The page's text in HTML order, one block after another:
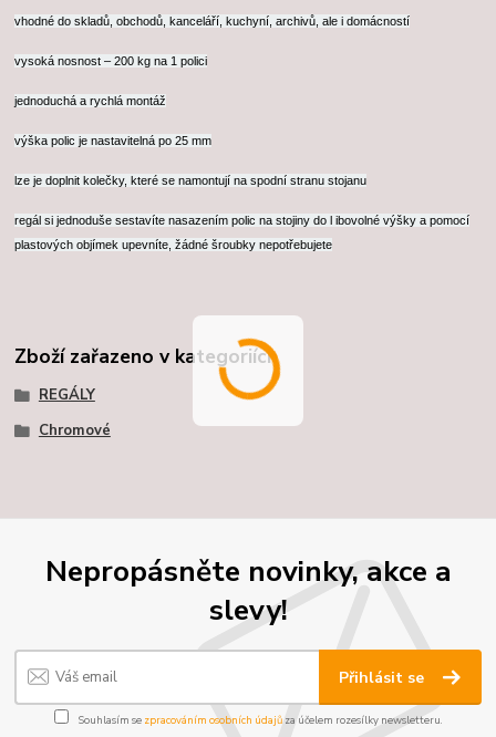
vhodné do skladů, obchodů, kanceláří, kuchyní, archivů, ale i domácností
vysoká nosnost – 200 kg na 1 polici
jednoduchá a rychlá montáž
výška polic je nastavitelná po 25 mm
lze je doplnit kolečky, které se namontují na spodní stranu stojanu
regál si jednoduše sestavíte nasazením polic na stojiny do l ibovolné výšky a pomocí
plastových objímek upevníte, žádné šroubky nepotřebujete
Zboží zařazeno v kategoriích
REGÁLY
Chromové
Nepropásněte novinky, akce a
slevy!
Přihlásit se
Souhlasím se zpracováním osobních údajůza účelem rozesílky newsletteru.